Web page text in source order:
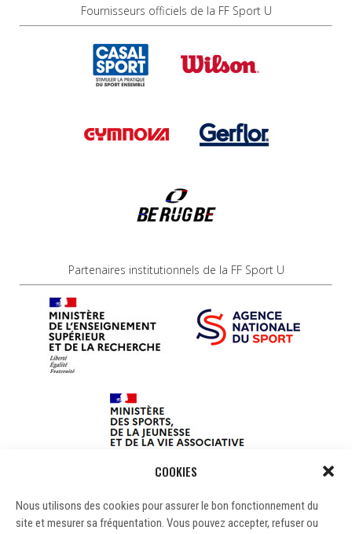
COOKIES
Nous utilisons des cookies pour assurer le bon fonctionnement du
site et mesurer sa fréquentation. Vous pouvez accepter, refuser ou
Fournisseurs officiels de la FF Sport U
Partenaires institutionnels de la FF Sport U